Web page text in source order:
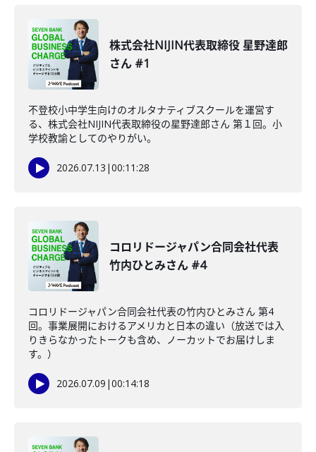
株式会社NIJIN代表取締役 星野達郎
さん #1
不登校小中学生向けのオルタナティブスクールを運営す
る、株式会社NIJIN代表取締役の星野達郎さん 第１回。小
学校教諭としてのやりがい。
2026.07.13 |00:11:28
コロリドージャパン合同会社代表
竹内ひとみさん #4
コロリドージャパン合同会社代表の竹内ひとみさん 第4
回。事業展開におけるアメリカと日本の違い（放送では入
りきらなかったトークも含め、ノーカットでお届けしま
す。）
2026.07.09 |00:14:18